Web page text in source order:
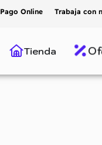
Pago Online Trabaja con
Tienda